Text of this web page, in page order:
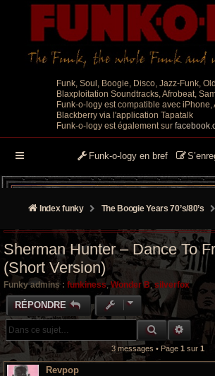
Funk, Soul, Boogie, Disco, Jazz-Funk,
Blaxploitation Soundtracks, Afrobeat,
Funk-o-logy est compatible avec iPhone,
Blackberry via l'application Tapatalk
Funk-o-logy est également sur
Funk-o-logy en bref
Index funky The Boogie Years 70’s/80’s
Sherman Hunter ‎– Dance To
(Short Version)
Funky admins : funkiness,Wonder B,silverfox
RÉPONDRE
3 messages • Page 1 sur 1
Revpop